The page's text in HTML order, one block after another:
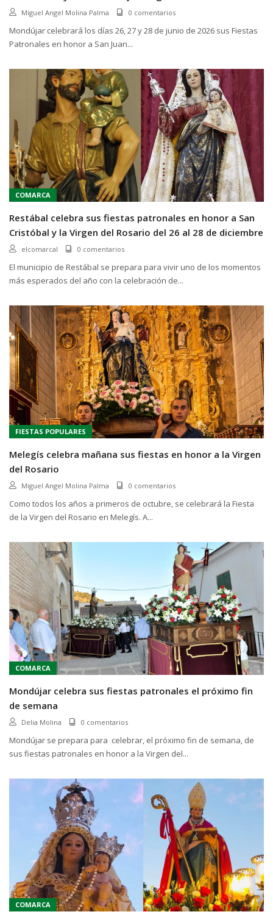
Miguel Angel Molina Palma 0 comentarios
Mondújar celebrará los días 26, 27 y 28 de junio de 2026 sus Fiestas
Patronales en honor a San Juan...
COMARCA
Restábal celebra sus fiestas patronales en honor a San
Cristóbal y la Virgen del Rosario del 26 al 28 de diciembre
elcomarcal 0 comentarios
El municipio de Restábal se prepara para vivir uno de los momentos
más esperados del año con la celebración de...
FIESTAS POPULARES
Melegís celebra mañana sus fiestas en honor a la Virgen
del Rosario
Miguel Angel Molina Palma 0 comentarios
Como todos los años a primeros de octubre, se celebrará la Fiesta
de la Virgen del Rosario en Melegís. A...
COMARCA
Mondújar celebra sus fiestas patronales el próximo fin
de semana
Delia Molina 0 comentarios
Mondújar se prepara para celebrar, el próximo fin de semana, de
sus fiestas patronales en honor a la Virgen del...
COMARCA